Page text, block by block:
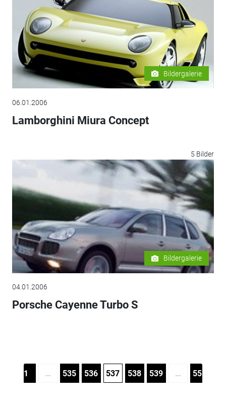
Bildergalerie
06.01.2006
Lamborghini Miura Concept
5 Bilder
Bildergalerie
04.01.2006
Porsche Cayenne Turbo S
1 … 535 536 537 538 539 … 555